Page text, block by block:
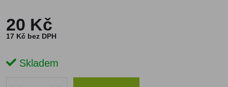
20 Kč
17 Kč bez DPH
Skladem